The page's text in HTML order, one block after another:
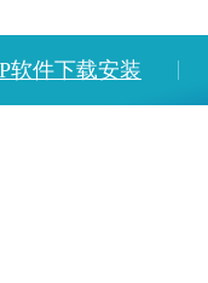
软件下载安装